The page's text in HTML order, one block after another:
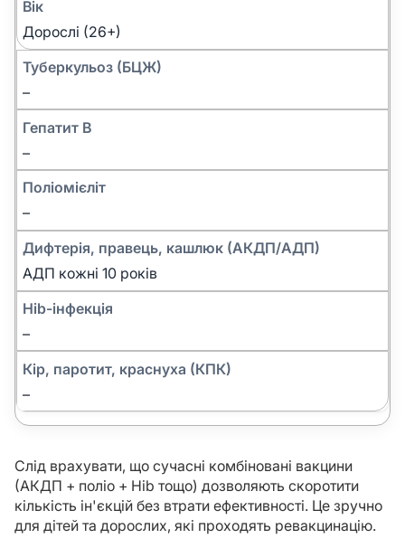
Вік
Дорослі (26+)
Туберкульоз (БЦЖ)
–
Гепатит B
–
Поліомієліт
–
Дифтерія, правець, кашлюк (АКДП/АДП)
АДП кожні 10 років
Hib-інфекція
–
Кір, паротит, краснуха (КПК)
–
Слід врахувати, що сучасні комбіновані вакцини
(АКДП + поліо + Hib тощо) дозволяють скоротити
кількість ін'єкцій без втрати ефективності. Це зручно
для дітей та дорослих, які проходять ревакцинацію.